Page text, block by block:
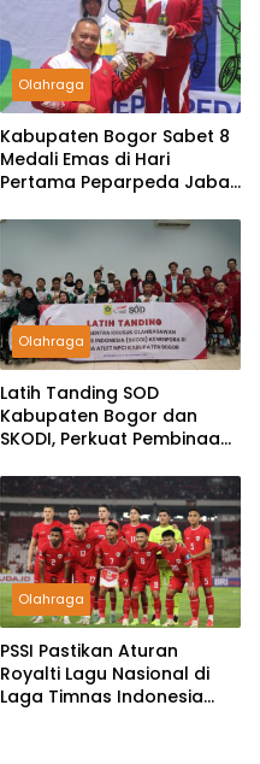
Olahraga
Kabupaten Bogor Sabet 8
Medali Emas di Hari
Pertama Peparpeda Jabar
Olahraga
Latih Tanding SOD
Kabupaten Bogor dan
SKODI, Perkuat Pembinaan
Olahraga
PSSI Pastikan Aturan
Royalti Lagu Nasional di
Laga Timnas Indonesia